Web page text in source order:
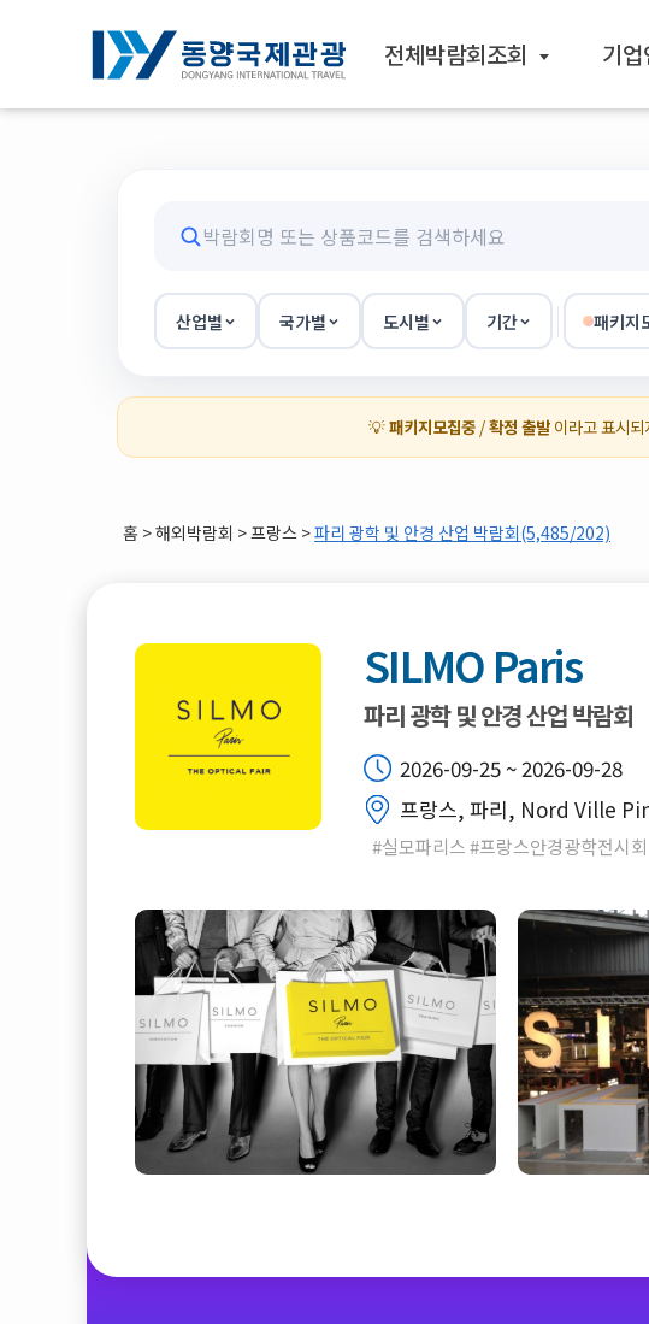
전체박람회조회 기
산업별 국가별 도시별 기간 패키지
💡패키지모집중/확정 출발이라고 표시되
홈 >해외박람회 > 프랑스 >파리 광학 및 안경 산업 박람회(5,485/202)
SILMO Paris
파리 광학 및 안경 산업 박람회
2026-09-25 ~ 2026-09-28
프랑스, 파리, Nord Ville
#실모파리스 #프랑스안경광학전시회